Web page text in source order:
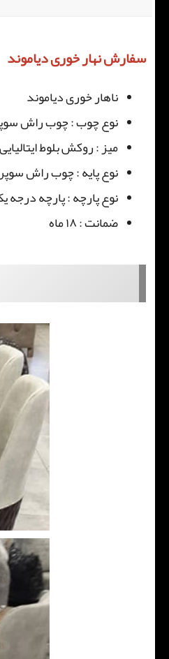
سفارش نهار خوری دیاموند
ناهار خوری دیاموند
نوع چوب : چوب راش
میز : روکش بلوط ایتالیایی
نوع پایه : چوب راش
نوع پارچه : پارچه
ضمانت : ۱۸ ماه